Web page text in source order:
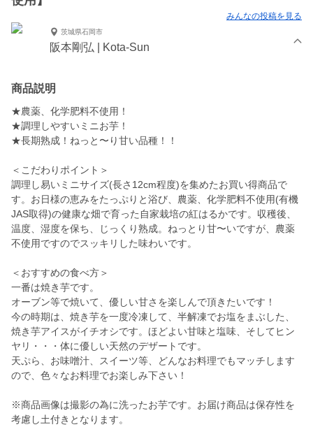
みんなの投稿を見る
茨城県石岡市
阪本剛弘 | Kota-Sun
商品説明
★農薬、化学肥料不使用！
★調理しやすいミニお芋！
★長期熟成！ねっと〜り甘い品種！！
＜こだわりポイント＞
調理し易いミニサイズ(長さ12cm程度)を集めたお買い得商品で
す。お日様の恵みをたっぷりと浴び、農薬、化学肥料不使用(有機
JAS取得)の健康な畑で育った自家栽培の紅はるかです。収穫後、
温度、湿度を保ち、じっくり熟成。ねっとり甘〜いですが、農薬
不使用ですのでスッキリした味わいです。
＜おすすめの食べ方＞
一番は焼き芋です。
オーブン等で焼いて、優しい甘さを楽しんで頂きたいです！
今の時期は、焼き芋を一度冷凍して、半解凍でお塩をまぶした、
焼き芋アイスがイチオシです。ほどよい甘味と塩味、そしてヒン
ヤリ・・・体に優しい天然のデザートです。
天ぷら、お味噌汁、スイーツ等、どんなお料理でもマッチします
ので、色々なお料理でお楽しみ下さい！
※商品画像は撮影の為に洗ったお芋です。お届け商品は保存性を
考慮し土付きとなります。